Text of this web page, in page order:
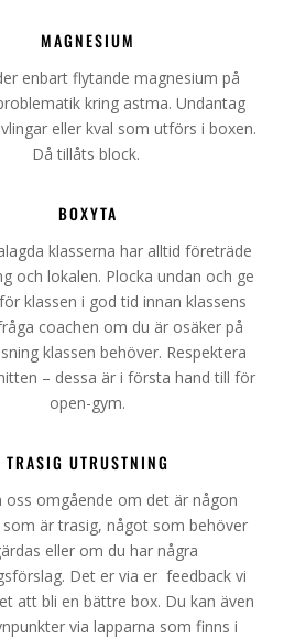
MAGNESIUM
enbart flytande magnesium på
kring astma. Undantag
eller kval som utförs i boxen.
Då tillåts block.
BOXYTA
klasserna har alltid företräde
och lokalen. Plocka undan och ge
klassen i god tid innan klassens
coachen om du är osäker på
klassen behöver. Respektera
– dessa är i första hand till för
open-gym.
TRASIG UTRUSTNING
oss omgående om det är någon
är trasig, något som behöver
eller om du har några
Det er via er feedback vi
att bli en bättre box. Du kan även
via lapparna som finns i